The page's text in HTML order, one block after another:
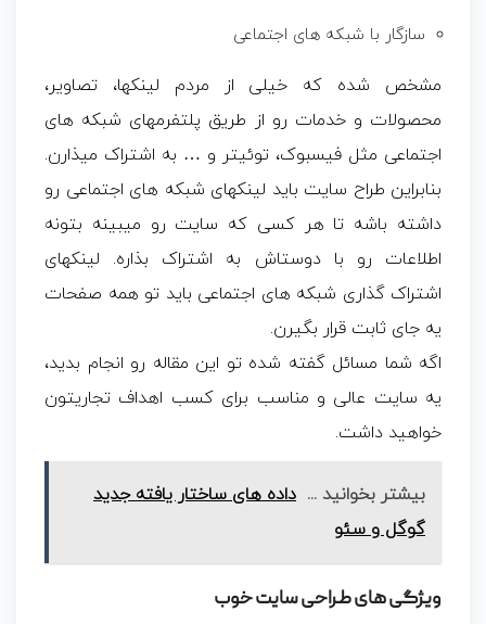
سازگار با شبکه های اجتماعی
مشخص شده که خیلی از مردم لینکها، تصاویر،
محصولات و خدمات رو از طریق پلتفرمهای شبکه های
اجتماعی مثل فیسبوک، توئیتر و … به اشتراک میذارن.
بنابراین طراح سایت باید لینکهای شبکه های اجتماعی رو
داشته باشه تا هر کسی که سایت رو میبینه بتونه
اطلاعات رو با دوستاش به اشتراک بذاره. لینکهای
اشتراک گذاری شبکه های اجتماعی باید تو همه صفحات
یه جای ثابت قرار بگیرن.
اگه شما مسائل گفته شده تو این مقاله رو انجام بدید،
یه سایت عالی و مناسب برای کسب اهداف تجاریتون
خواهید داشت.
بیشتر بخوانید ... داده های ساختار یافته جدید
گوگل و سئو
ویژگی های طراحی سایت خوب